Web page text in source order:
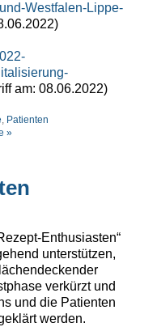
Westfalen-Lippe-
am: 08.06.2022)
, Patienten
»
Enthusiasten“
unterstützen,
verkürzt und
und die Patienten
werden.